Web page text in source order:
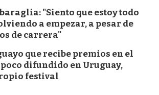
"Siento que estoy todo
a empezar, a pesar de
de carrera"
que recibe premios en el
poco difundido en Uruguay,
festival